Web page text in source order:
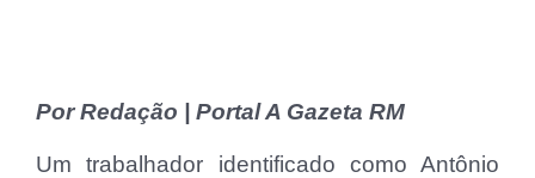
Por Redação | Portal A Gazeta RM
Um trabalhador identificado como Antônio